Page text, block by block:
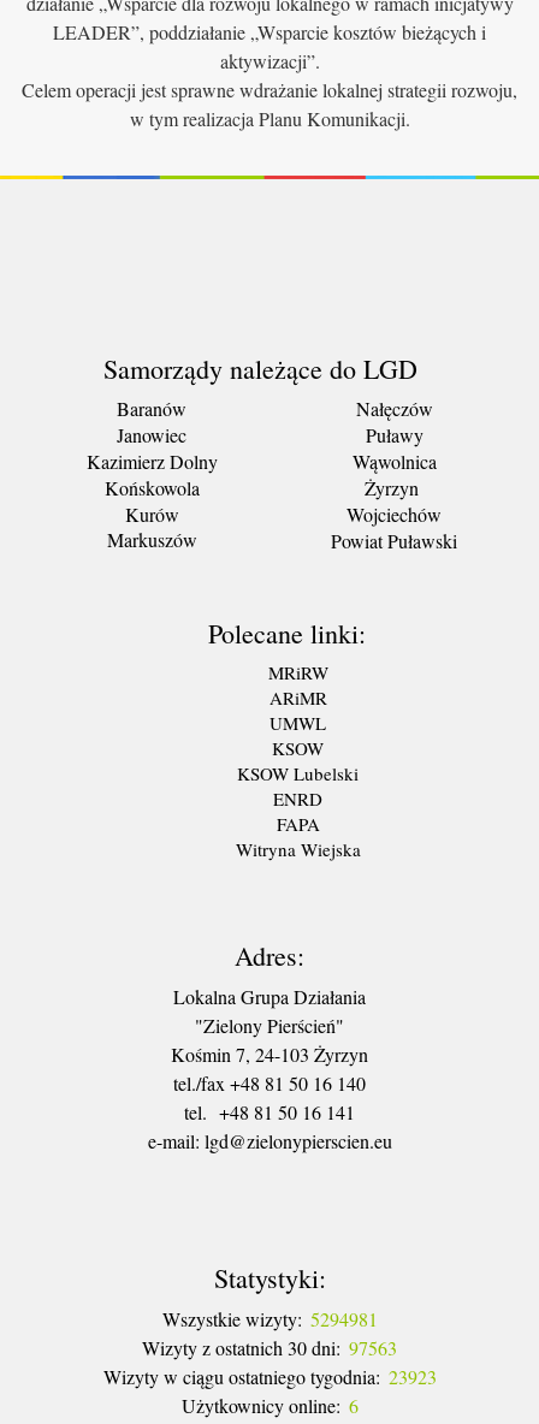
LEADER”, poddziałanie „Wsparcie kosztów bieżących i
aktywizacji”.
Celem operacji jest sprawne wdrażanie lokalnej strategii rozwoju,
w tym realizacja Planu Komunikacji.
Samorządy należące do LGD
Baranów
Janowiec
Kazimierz Dolny
Końskowola
Kurów
Markuszów
Nałęczów
Puławy
Wąwolnica
Żyrzyn
Wojciechów
Powiat Puławski
Polecane linki:
MRiRW
ARiMR
UMWL
KSOW
KSOW Lubelski
ENRD
FAPA
Witryna Wiejska
Adres:
Lokalna Grupa Działania
"Zielony Pierścień"
Kośmin 7, 24-103 Żyrzyn
tel./fax +48 81 50 16 140
tel. +48 81 50 16 141
​e-mail: lgd@zielonypierscien.eu
Statystyki:
Wszystkie wizyty: 5294981
Wizyty z ostatnich 30 dni: 97563
Wizyty w ciągu ostatniego tygodnia: 23923
Użytkownicy online: 6